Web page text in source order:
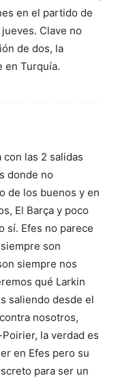
en el partido de
Clave no
de dos, la
en Turquía.
las 2 salidas
donde no
de los buenos y en
El Barça y poco
sí. Efes no parece
son
siempre nos
qué Larkin
saliendo desde el
nosotros,
la verdad es
en Efes pero su
para ser un